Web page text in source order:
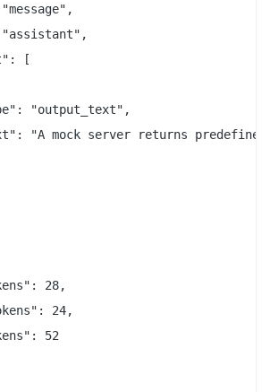
[
"output_text",
"A mock server returns
28,
24,
52